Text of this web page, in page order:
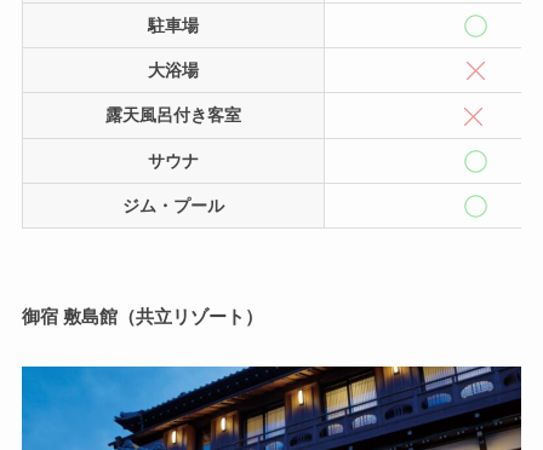
駐車場
大浴場
露天風呂付き客室
サウナ
ジム・プール
御宿 敷島館（共立リゾート）